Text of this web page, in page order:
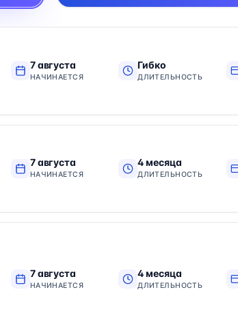
7 августа
НАЧИНАЕТСЯ
Гибко
ДЛИТЕЛЬНОСТЬ
7 августа
НАЧИНАЕТСЯ
4 месяца
ДЛИТЕЛЬНОСТЬ
7 августа
НАЧИНАЕТСЯ
4 месяца
ДЛИТЕЛЬНОСТЬ